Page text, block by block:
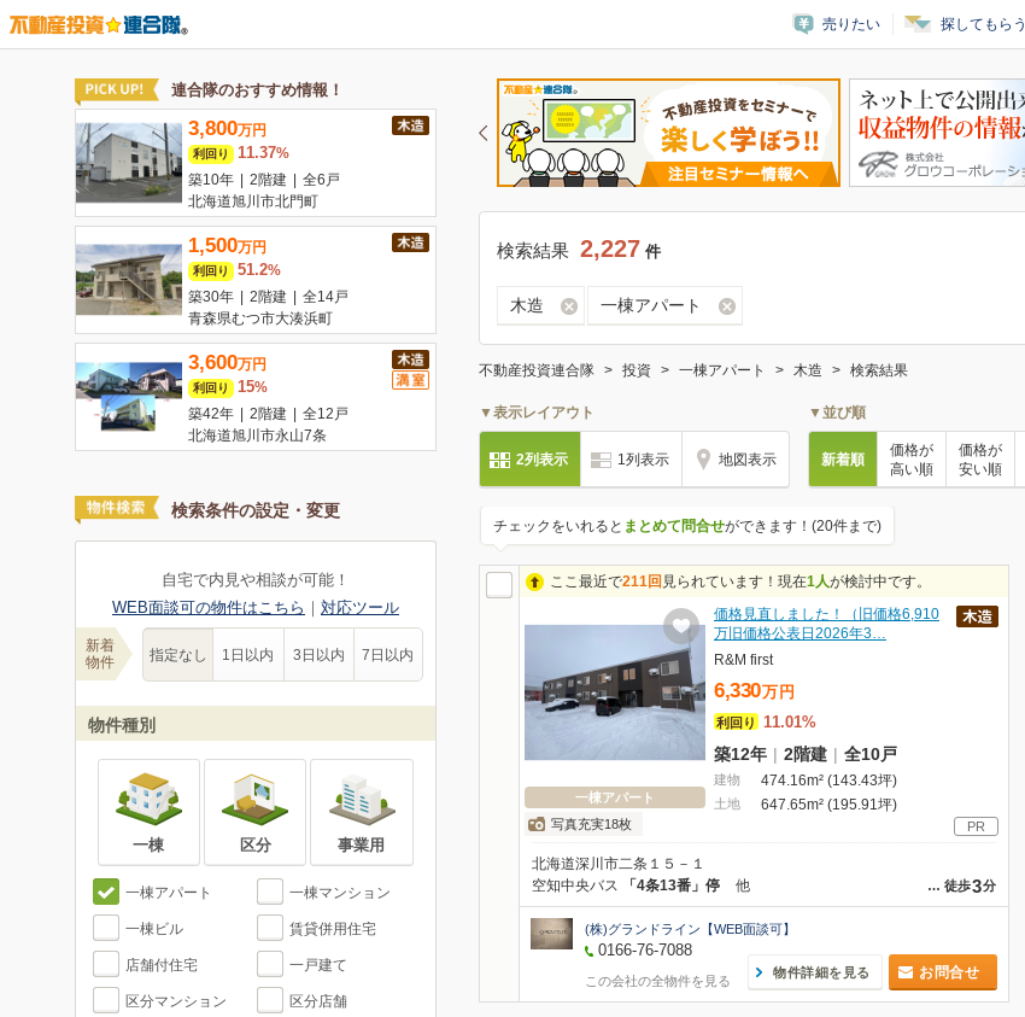
売りたい 探してもらう
検索条件の設定・変更
自宅で内見や相談が可能！
WEB面談可の物件はこちら ｜ 対応ツール
新着
物件
指定なし 1日以内 3日以内 7日以内
物件種別
一棟 区分 事業用
一棟アパート 一棟マンション
一棟ビル 賃貸併用住宅
店舗付住宅 一戸建て
区分マンション 区分店舗
検索結果 2,227 件
木造 一棟アパート
不動産投資連合隊 投資 一棟アパート 木造 検索結果
▼表示レイアウト
2列表示 1列表示 地図表示
▼並び順
新着順
価格が
高い順
価格が
安い順
チェックをいれると まとめて問合せができます！(20件まで)
ここ最近で211回 見られています！現在1人が検討中です。
一棟アパート
写真充実18枚
価格見直しました！（旧価格6,910
万旧価格公表日2026年3…
R&M first
6,330万 円
利回り 11.01%
築12年 | 2階建 | 全10戸
建物 474.16m² (143.43坪)
土地 647.65m² (195.91坪)
PR
北海道深川市二条１５－１
… 徒歩3分
空知中央バス 「4条13番」停 他
(株)グランドライン【WEB面談可】
0166-76-7088
この会社の全物件を見る
物件詳細を見る お問合せ